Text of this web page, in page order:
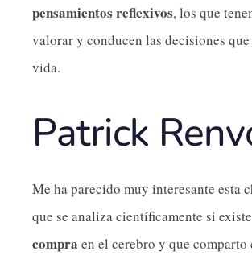
pensamientos reflexivos, los que
valorar y conducen las decisiones
vida.
Patrick
Me ha parecido muy interesante esta
que se analiza científicamente si
compra en el cerebro y que comparto